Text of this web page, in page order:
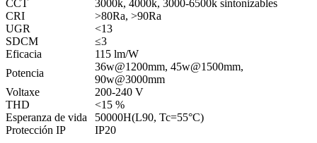
CCT
3000k, 4000k, 3000-6500k sintonizables
CRI
>80Ra, >90Ra
UGR
<13
SDCM
≤3
Eficacia
115 lm/W
Potencia
36w@1200mm, 45w@1500mm,
90w@3000mm
Voltaxe
200-240 V
THD
<15 %
Esperanza de vida
50000H(L90, Tc=55°C)
Protección IP
IP20